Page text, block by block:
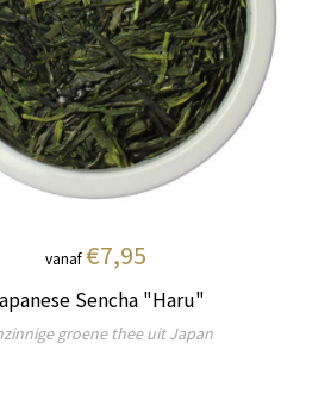
vanaf €7,95
Sencha "Haru"
groene thee uit Japan